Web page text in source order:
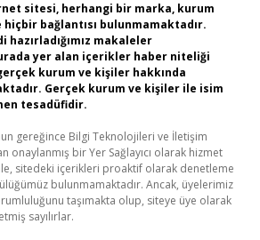
sitesi, herhangi bir marka, kurum
bağlantısı bulunmamaktadır.
hazırladığımız makaleler
yer alan içerikler haber niteliği
kurum ve kişiler hakkında
Gerçek kurum ve kişiler ile isim
tesadüfidir.
gereğince Bilgi Teknolojileri ve İletişim
onaylanmış bir Yer Sağlayıcı olarak hizmet
sitedeki içerikleri proaktif olarak denetleme
bulunmamaktadır. Ancak, üyelerimiz
taşımakta olup, siteye üye olarak
sayılırlar.